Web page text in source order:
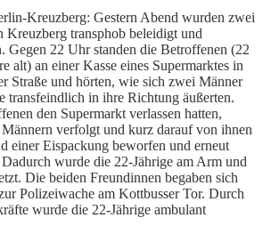
Kreuzberg: Gestern Abend wurden zwei
Kreuzberg transphob beleidigt und
Gegen 22 Uhr standen die Betroffenen (22
alt) an einer Kasse eines Supermarktes in
Straße und hörten, wie sich zwei Männer
transfeindlich in ihre Richtung äußerten.
den Supermarkt verlassen hatten,
verfolgt und kurz darauf von ihnen
einer Eispackung beworfen und erneut
wurde die 22-Jährige am Arm und
Die beiden Freundinnen begaben sich
Polizeiwache am Kottbusser Tor. Durch
wurde die 22-Jährige ambulant